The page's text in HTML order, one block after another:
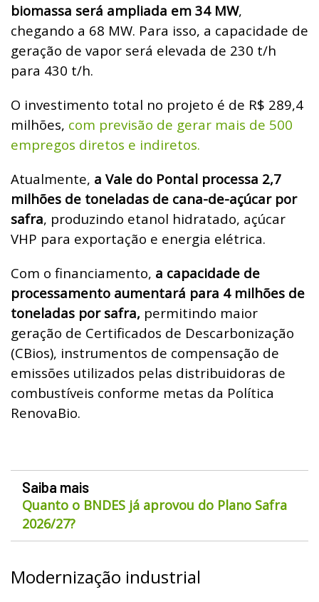
biomassa será ampliada em 34 MW,
chegando a 68 MW. Para isso, a capacidade de
geração de vapor será elevada de 230 t/h
para 430 t/h.
O investimento total no projeto é de R$ 289,4
milhões, com previsão de gerar mais de 500
empregos diretos e indiretos.
Atualmente, a Vale do Pontal processa 2,7
milhões de toneladas de cana-de-açúcar por
safra, produzindo etanol hidratado, açúcar
VHP para exportação e energia elétrica.
Com o financiamento, a capacidade de
processamento aumentará para 4 milhões de
toneladas por safra, permitindo maior
geração de Certificados de Descarbonização
(CBios), instrumentos de compensação de
emissões utilizados pelas distribuidoras de
combustíveis conforme metas da Política
RenovaBio.
Saiba mais
Quanto o BNDES já aprovou do Plano Safra
2026/27?
Modernização industrial